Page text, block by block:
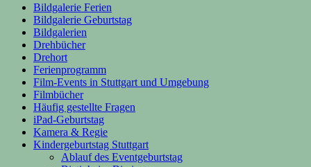
Bildgalerie Ferien
Bildgalerie Geburtstag
Bildgalerien
Drehbücher
Drehort
Ferienprogramm
Film-Events in Stuttgart und Umgebung
Filmbücher
Häufig gestellte Fragen
iPad-Geburtstag
Kamera & Regie
Kindergeburtstag Stuttgart
Ablauf des Eventgeburtstag